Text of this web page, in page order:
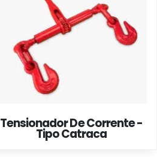
Tensionador De Corrente -
Tipo Catraca